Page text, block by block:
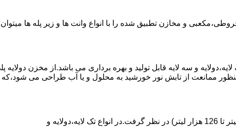
و مخازن تطبیق شده را با انواع وانت ها و زیر پله ها
و سه لایه قابل تولید و بهره برداری می باشد.از مخزن
ممانعت از تابش نور خورشید به محلول و یا آب طراحی می